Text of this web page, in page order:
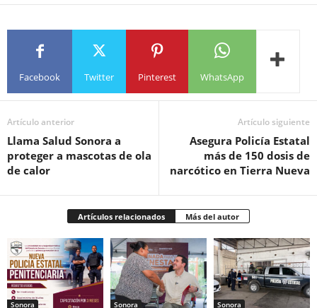
Facebook Twitter Pinterest WhatsApp
Artículo anterior
Llama Salud Sonora a
proteger a mascotas de ola
de calor
Artículo siguiente
Asegura Policía Estatal
más de 150 dosis de
narcótico en Tierra Nueva
Artículos relacionados Más del autor
Sonora Sonora Sonora